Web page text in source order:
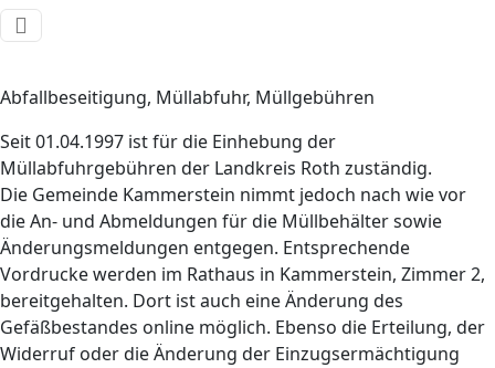
Abfallbeseitigung, Müllabfuhr, Müllgebühren
Seit 01.04.1997 ist für die Einhebung der
Müllabfuhrgebühren der Landkreis Roth zuständig.
Die Gemeinde Kammerstein nimmt jedoch nach wie vor
die An- und Abmeldungen für die Müllbehälter sowie
Änderungsmeldungen entgegen. Entsprechende
Vordrucke werden im Rathaus in Kammerstein, Zimmer 2,
bereitgehalten. Dort ist auch eine Änderung des
Gefäßbestandes online möglich. Ebenso die Erteilung, der
Widerruf oder die Änderung der Einzugsermächtigung